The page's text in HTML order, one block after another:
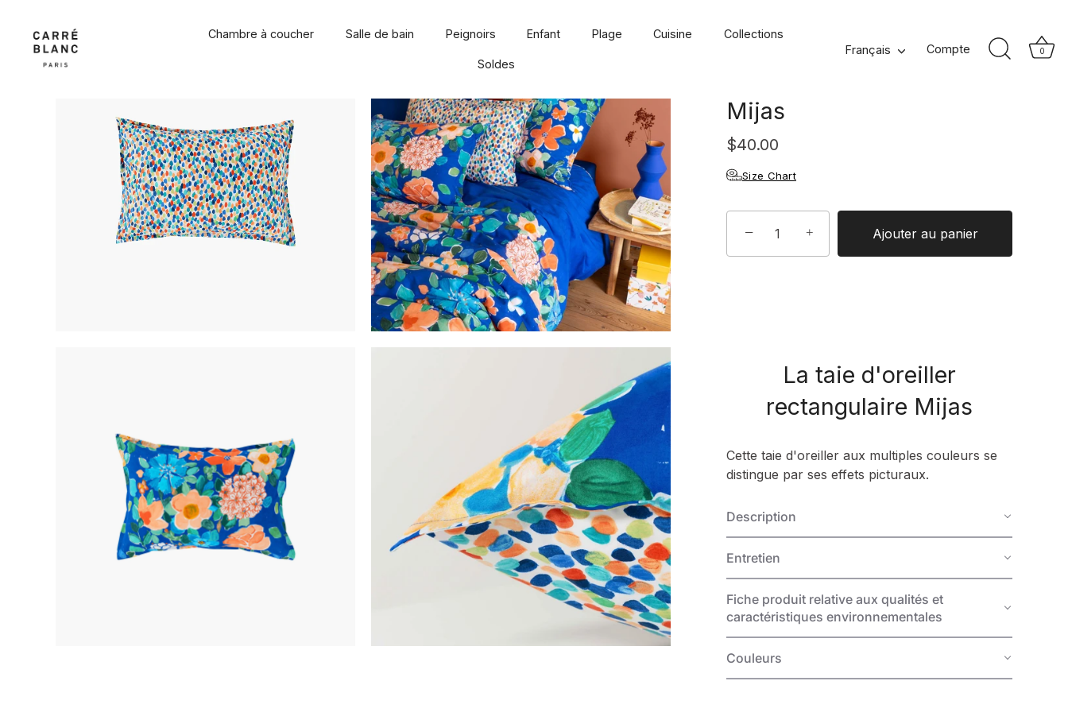
contenu
Chambre à coucher Salle de bain Peignoirs Enfant Plage Cuisine Collections
Soldes
Langue
Français Compte 0
Taie d'oreiller
Mijas
$40.00
Size Chart
− + Ajouter au panier
La taie d'oreiller
rectangulaire Mijas
Cette taie d'oreiller aux multiples couleurs se
distingue par ses effets picturaux.
Description
Entretien
Fiche produit relative aux qualités et
caractéristiques environnementales
Couleurs